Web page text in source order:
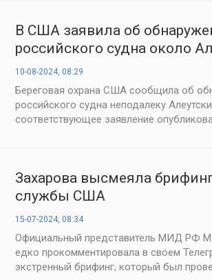
В США заявила об
российского судна около
островов
10-08-2024, 08:29
Береговая охрана США сообщила об
российского судна неподалеку
соответствующее заявление
Захарова высмеяла
службы США
15-07-2024, 08:34
Официальный представитель МИД РФ
едко прокомментировала в своем
экстренный брифинг, который был